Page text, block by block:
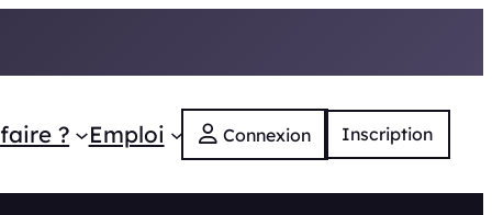
? Emploi Connexion Inscription